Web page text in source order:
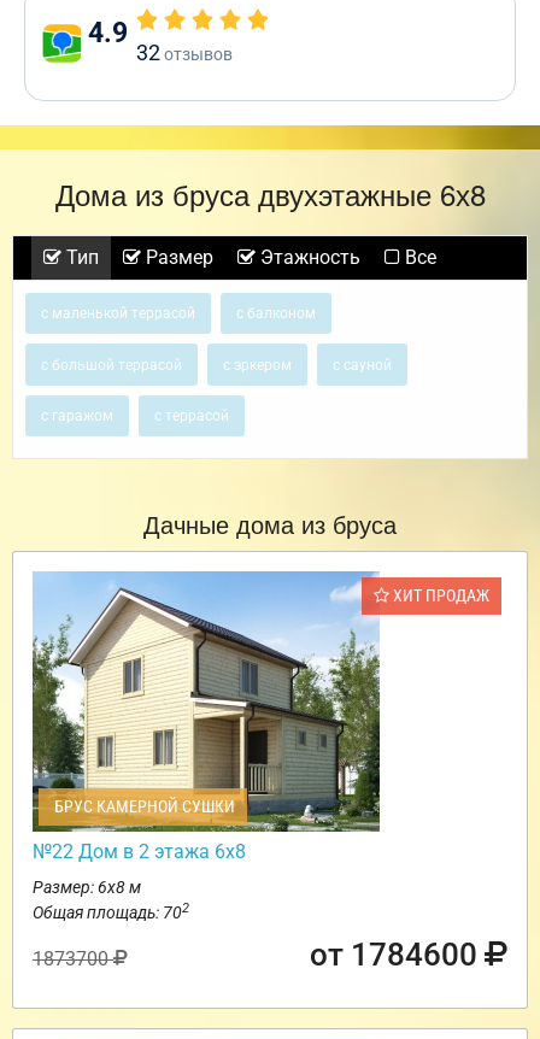
4.9
32отзывов
Дома из бруса двухэтажные 6х8
Тип Размер Этажность Все
с маленькой террасой с балконом
с большой террасой с эркером с сауной
с гаражом с террасой
Дачные дома из бруса
ХИТ ПРОДАЖ
БРУС КАМЕРНОЙ СУШКИ
№22 Дом в 2 этажа 6х8
Размер: 6х8 м
Общая площадь: 702
1873700 от 1784600